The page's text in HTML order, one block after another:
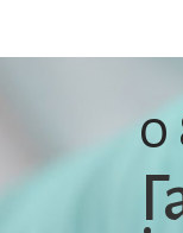
0